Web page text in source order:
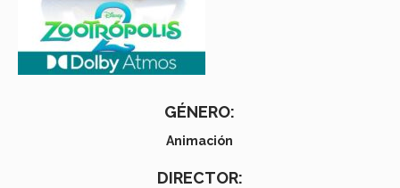
GÉNERO:
Animación
DIRECTOR: